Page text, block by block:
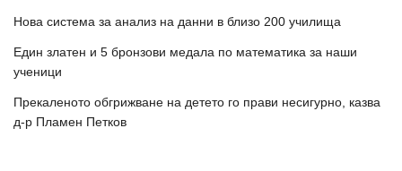
Нова система за анализ на данни в близо 200 училища
Един златен и 5 бронзови медала по математика за наши
ученици
Прекаленото обгрижване на детето го прави несигурно, казва
д-р Пламен Петков